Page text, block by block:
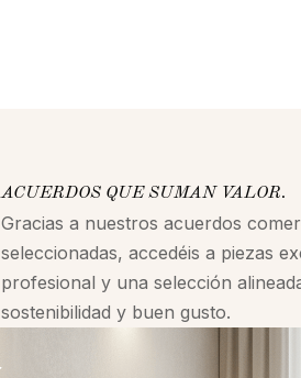
ACUERDOS QUE SUMAN VALOR.
Gracias a nuestros acuerdos
seleccionadas, accedéis a piezas
profesional y una selección
sostenibilidad y buen gusto.